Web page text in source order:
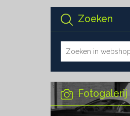
Zoeken
Fotogalerij